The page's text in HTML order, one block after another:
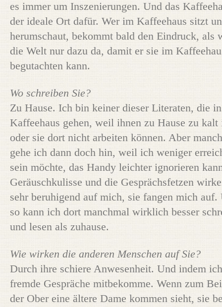
es immer um Inszenierungen. Und das
der ideale Ort dafür. Wer im Kaffeehaus sitzt
herumschaut, bekommt bald den Eindruck, als
die Welt nur dazu da, damit er sie im
begutachten kann.
Wo schreiben Sie?
Zu Hause. Ich bin keiner dieser Literaten, die
Kaffeehaus gehen, weil ihnen zu Hause zu kalt
oder sie dort nicht arbeiten können. Aber
gehe ich dann doch hin, weil ich weniger
sein möchte, das Handy leichter ignorieren
Geräuschkulisse und die Gesprächsfetzen
sehr beruhigend auf mich, sie fangen mich auf.
so kann ich dort manchmal wirklich besser
und lesen als zuhause.
Wie wirken die anderen Menschen auf Sie?
Durch ihre schiere Anwesenheit. Und indem ich
fremde Gespräche mitbekomme. Wenn zum
der Ober eine ältere Dame kommen sieht, sie